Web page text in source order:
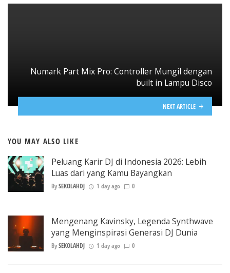
Numark Part Mix Pro: Controller Mungil dengan
built in Lampu Disco
NEXT ARTICLE
YOU MAY ALSO LIKE
Peluang Karir DJ di Indonesia 2026: Lebih
Luas dari yang Kamu Bayangkan
BySEKOLAHDJ 1 day ago 0
Mengenang Kavinsky, Legenda Synthwave
yang Menginspirasi Generasi DJ Dunia
BySEKOLAHDJ 1 day ago 0